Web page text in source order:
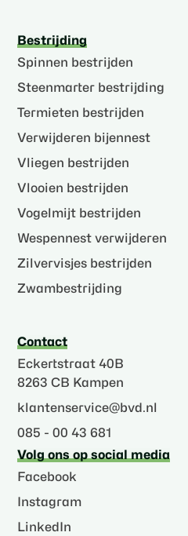
Bestrijding
Spinnen bestrijden
Steenmarter bestrijding
Termieten bestrijden
Verwijderen bijennest
Vliegen bestrijden
Vlooien bestrijden
Vogelmijt bestrijden
Wespennest verwijderen
Zilvervisjes bestrijden
Zwambestrijding
Contact
Eckertstraat 40B
8263 CB Kampen
klantenservice@bvd.nl
085 - 00 43 681
Volg ons op social media
Facebook
Instagram
LinkedIn